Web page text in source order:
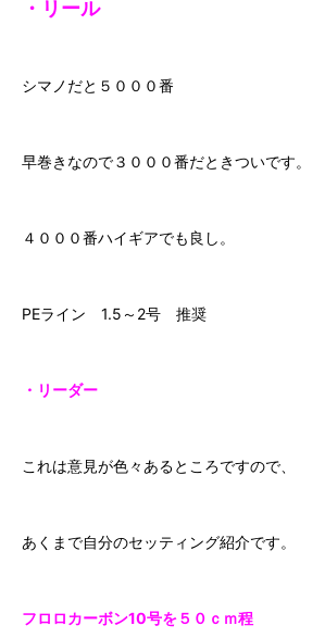
・リール
シマノだと５０００番
早巻きなので３０００番だときついです。
４０００番ハイギアでも良し。
PEライン 1.5～2号 推奨
・リーダー
これは意見が色々あるところですので、
あくまで自分のセッティング紹介です。
フロロカーボン10号を５０ｃｍ程